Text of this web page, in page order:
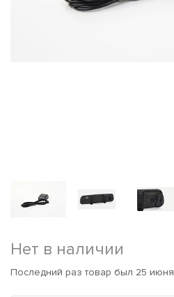
Нет в наличии
Последний раз товар был 25 июня